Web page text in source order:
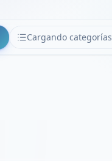
Cargando categorías
CATEGORÍAS